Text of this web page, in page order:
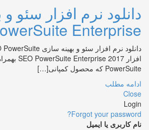
دانلود نرم افزار سئو
Enterprise
PowerSuite که محصول کمپانی[…]
ادامه مطلب
Close
Login
Forgot your password?
نام کاربری یا ایمیل